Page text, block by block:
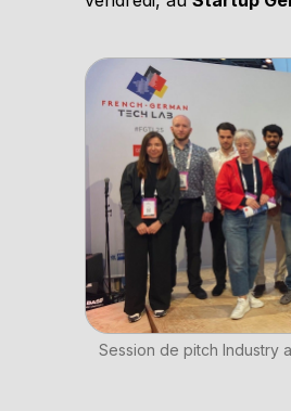
Session de pitch Industry